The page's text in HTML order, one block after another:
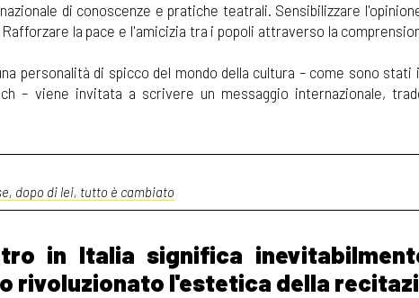
di conoscenze e pratiche teatrali. Sensibilizzare
la pace e l'amicizia tra i popoli attraverso la
personalità di spicco del mondo della cultura – come sono
– viene invitata a scrivere un messaggio internazionale,
dopo di lei, tutto è cambiato
in Italia significa
rivoluzionato l'estetica della